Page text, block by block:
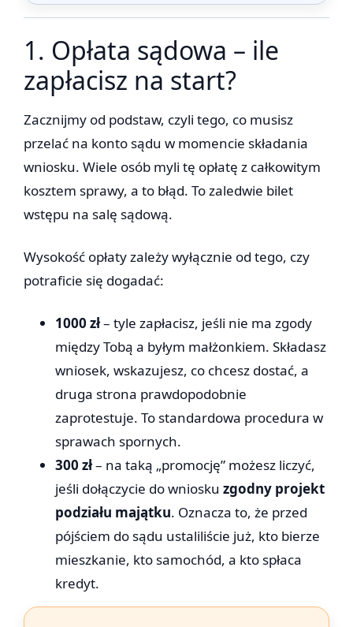
1. Opłata sądowa – ile
zapłacisz na start?
Zacznijmy od podstaw, czyli tego, co musisz
przelać na konto sądu w momencie składania
wniosku. Wiele osób myli tę opłatę z całkowitym
kosztem sprawy, a to błąd. To zaledwie bilet
wstępu na salę sądową.
Wysokość opłaty zależy wyłącznie od tego, czy
potraficie się dogadać:
1000 zł– tyle zapłacisz, jeśli nie ma zgody
między Tobą a byłym małżonkiem. Składasz
wniosek, wskazujesz, co chcesz dostać, a
druga strona prawdopodobnie
zaprotestuje. To standardowa procedura w
sprawach spornych.
300 zł– na taką „promocję” możesz liczyć,
jeśli dołączycie do wniosku zgodny projekt
podziału majątku. Oznacza to, że przed
pójściem do sądu ustaliliście już, kto bierze
mieszkanie, kto samochód, a kto spłaca
kredyt.